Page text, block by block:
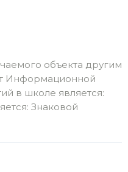
объекта другим
Информационной
в школе является:
Знаковой